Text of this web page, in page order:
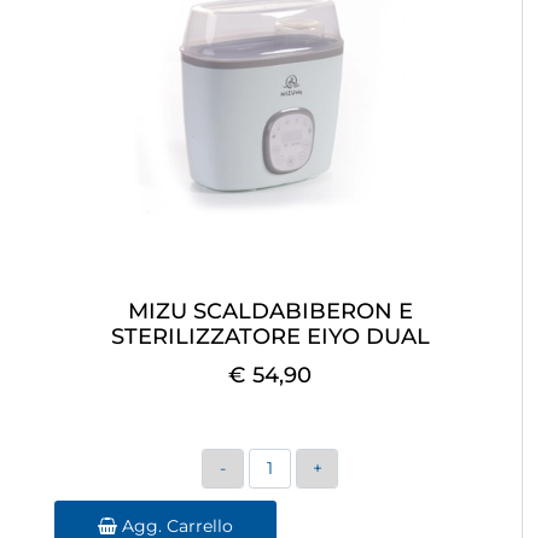
MIZU SCALDABIBERON E
STERILIZZATORE EIYO DUAL
€ 54,90
Quantità
Agg. Carrello